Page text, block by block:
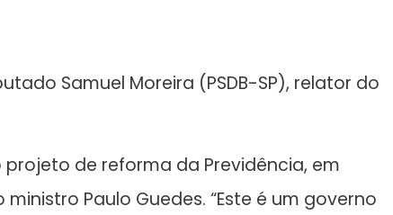
Samuel Moreira (PSDB-SP), relator do
de reforma da Previdência, em
Paulo Guedes. “Este é um governo